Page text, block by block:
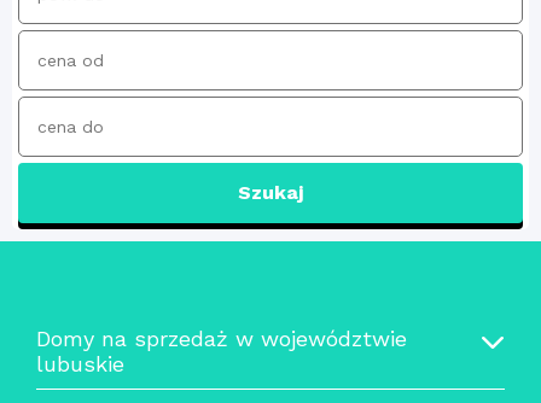
Szukaj
Domy na sprzedaż w województwie
lubuskie